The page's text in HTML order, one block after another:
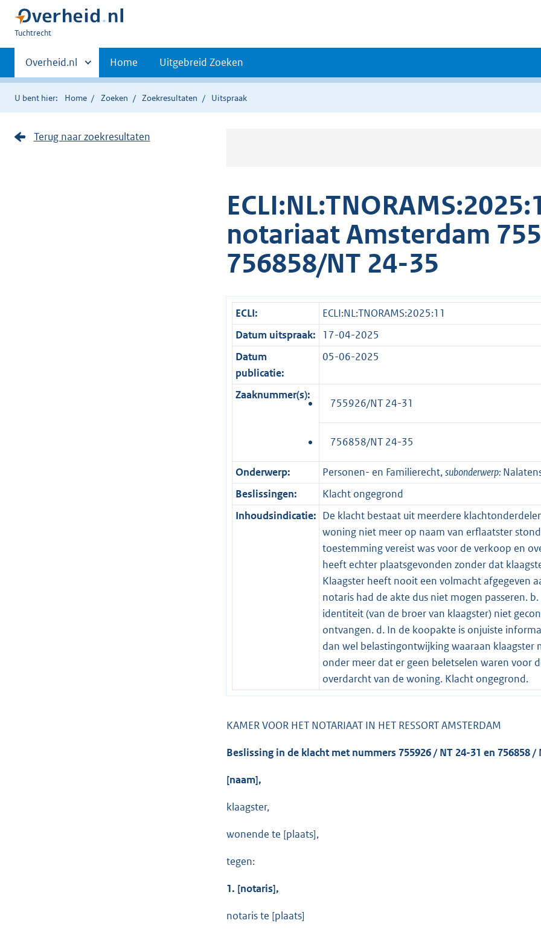
U
hier:
Tuchtrecht
Primaire
navigatie
Andere
sites
binnen
Overheid.nl Home Uitgebreid Zoeken
U bent hier: Home Zoeken Zoekresultaten Uitspraak
notariaat Amsterdam
756858/NT 24-35
ECLI:
ECLI:NL:TNORAMS:2025:11
Datum uitspraak:
17-04-2025
Datum
publicatie:
05-06-2025
Zaaknummer(s):
755926/NT 24-31
756858/NT 24-35
Onderwerp: Personen- en Familierecht,subonderwerp:
Beslissingen:
Klacht ongegrond
Inhoudsindicatie: De klacht bestaat uit meerdere
woning niet meer op naam van erflaatster
toestemming vereist was voor de verkoop en
heeft echter plaatsgevonden zonder dat
Klaagster heeft nooit een volmacht afgegeven
notaris had de akte dus niet mogen passeren.
identiteit (van de broer van klaagster) niet
ontvangen. d. In de koopakte is onjuiste
dan wel belastingontwijking waaraan
onder meer dat er geen beletselen waren voor
overdarcht van de woning. Klacht ongegrond.
KAMER VOOR HET NOTARIAAT IN HET RESSORT AMSTERDAM
Beslissing in de klacht met nummers 755926 / NT 24-31 en 756858 /
[naam],
klaagster,
wonende te [plaats],
tegen:
1. [notaris],
notaris te [plaats]
Terug naar zoekresultaten